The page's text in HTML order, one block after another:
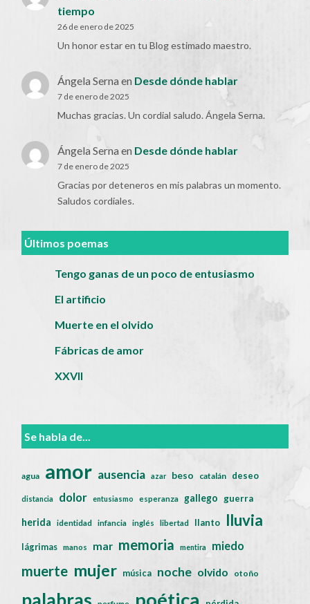
tiempo
26 de enero de 2025
Un honor estar en tu Blog estimado maestro.
Ángela Serna en Desde dónde hablar
7 de enero de 2025
Muchas gracias. Un cordial saludo. Ángela Serna.
Ángela Serna en Desde dónde hablar
7 de enero de 2025
Gracias por deteneros en mis palabras un momento.
Saludos cordiales.
Últimos poemas
Tengo ganas de un poco de entusiasmo
El artificio
Muerte en el olvido
Fábricas de amor
XXVII
Se habla de...
agua amor ausencia azar beso catalán deseo
distancia dolor entusiasmo esperanza gallego guerra
herida identidad infancia inglés libertad llanto lluvia
lágrimas manos mar memoria mentira miedo
muerte mujer música noche olvido otoño